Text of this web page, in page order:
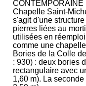
CONTEMPORAINE
Chapelle Saint-
s'agit d'une
pierres liées au
utilisées en
comme une
Bories de la Colle
: 930) : deux bories
rectangulaire avec
1,60 m). La